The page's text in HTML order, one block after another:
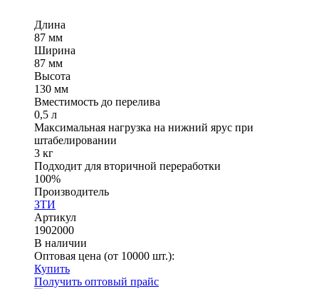
Длина
87 мм
Ширина
87 мм
Высота
130 мм
Вместимость до перелива
0,5 л
Максимальная нагрузка на нижний ярус при
штабелировании
3 кг
Подходит для вторичной переработки
100%
Производитель
ЗТИ
Артикул
1902000
В наличии
Оптовая цена (от 10000 шт.):
Купить
Получить оптовый прайс